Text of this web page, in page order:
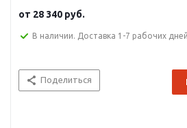
от 28 340 руб.
В наличии. Доставка 1-7 рабочих
Поделиться